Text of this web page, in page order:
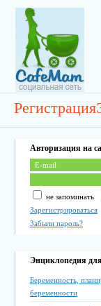
Регистрация
Авторизация на
не запоминать
Зарегистрироваться
Забыли пароль?
Энциклопедия
Беременность,
беременности